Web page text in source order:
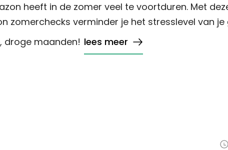
heeft in de zomer veel te voortduren. Met
zomerchecks verminder je het stresslevel van
droge maanden! lees meer